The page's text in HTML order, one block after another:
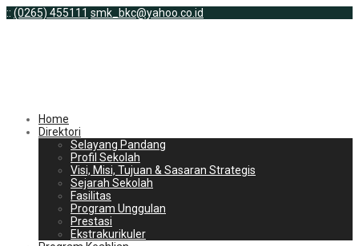
:: (0265) 455111 smk_bkc@yahoo.co.id
Home
Direktori
Selayang Pandang
Profil Sekolah
Visi, Misi, Tujuan & Sasaran Strategis
Sejarah Sekolah
Fasilitas
Program Unggulan
Prestasi
Ekstrakurikuler